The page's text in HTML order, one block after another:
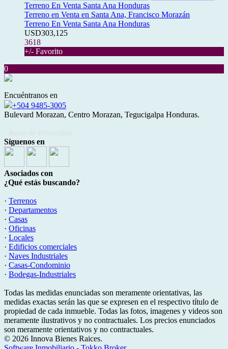
Terreno en Venta en Santa Ana, Francisco Morazán
Terreno En Venta Santa Ana Honduras
USD303,125
3618
+/- Favorito
0
Encuéntranos en
+504 9485-3005
Bulevard Morazan, Centro Morazan, Tegucigalpa Honduras.
Síguenos en
Asociados con
¿Qué estás buscando?
· Terrenos
· Departamentos
· Casas
· Oficinas
· Locales
· Edificios comerciales
· Naves Industriales
· Casas-Condominio
· Bodegas-Industriales
Todas las medidas enunciadas son meramente orientativas, las
medidas exactas serán las que se expresen en el respectivo título de
propiedad de cada inmueble. Todas las fotos, imagenes y videos son
meramente ilustrativos y no contractuales. Los precios enunciados
son meramente orientativos y no contractuales.
© 2026 Innova Bienes Raices.